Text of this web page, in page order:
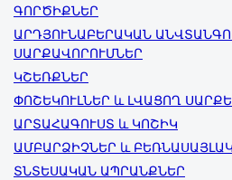
ԳՈՐԾԻՔՆԵՐ
ԱՐԴՅՈՒՆԱԲԵՐԱԿԱՆ
ՍԱՐՔԱՎՈՐՈՒՄՆԵՐ
ԿՇԵՌՔՆԵՐ
ՓՈՇԵԿՈՒԼՆԵՐ և ԼՎԱՑՈՂ
ԱՐՏԱՀԱԳՈՒՍՏ և ԿՈՇԻԿ
ԱՄԲԱՐՁԻՉՆԵՐ և
ՏՆՏԵՍԱԿԱՆ ԱՊՐԱՆՔՆԵՐ